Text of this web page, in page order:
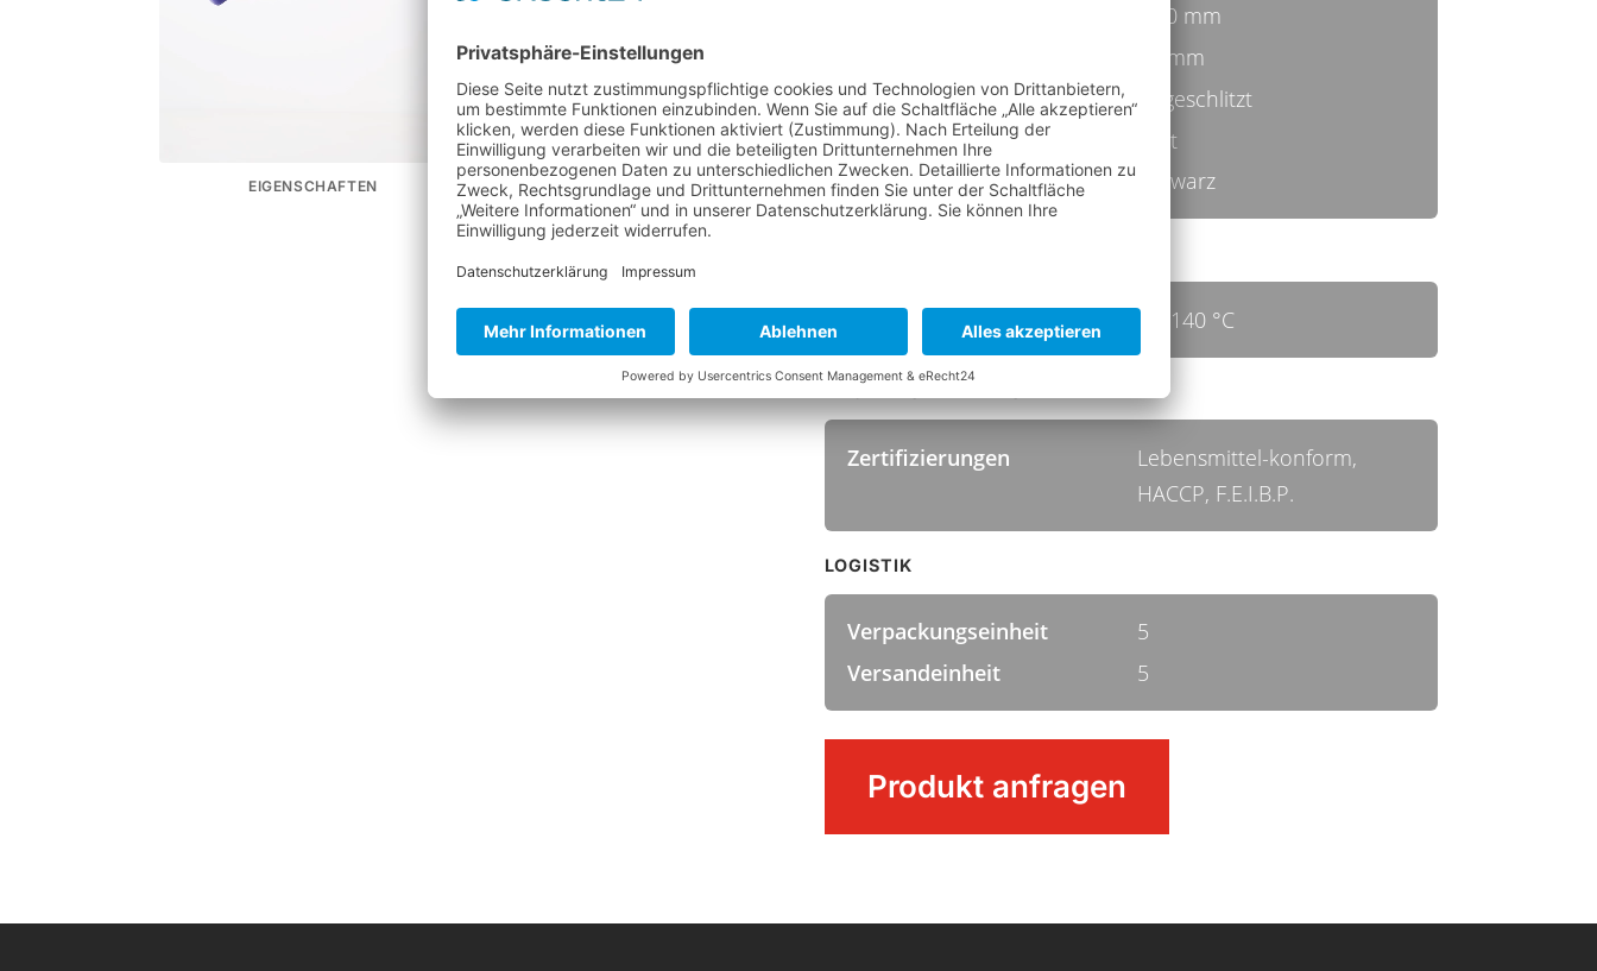
EIGENSCHAFTEN 360° ANSICHT
MengeProdukt anfragen
0,50 mm
28 mm
Faserende
ungeschlitzt
Härte
hart
Farbe
schwarz
Hitzebeständigkeit bis 140 °C
Zertifizierungen
Lebensmittel-konform,
HACCP, F.E.I.B.P.
LOGISTIK
Verpackungseinheit
5
Versandeinheit
5